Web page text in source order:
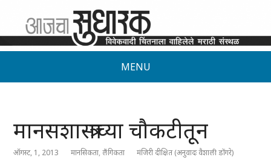
MENU
मानसशास्त्राच्या चौकटीतून
ऑगस्ट, 1, 2013 मानसिकता,लैंगिकता मंजिरी दीक्षित (अनुवादः वैशाली डोंगरे)